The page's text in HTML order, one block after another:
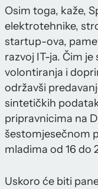
Osim toga, kaže,
elektrotehnike,
startup-ova,
razvoj IT-ja. Čim
volontiranja i
održavši
sintetičkih
pripravnicima na
šestomjesečnom
mladima od 16 do
Uskoro će biti